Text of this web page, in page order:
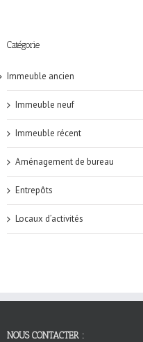
Catégorie
Immeuble ancien
Immeuble neuf
Immeuble récent
Aménagement de bureau
Entrepôts
Locaux d’activités
NOUS CONTACTER :